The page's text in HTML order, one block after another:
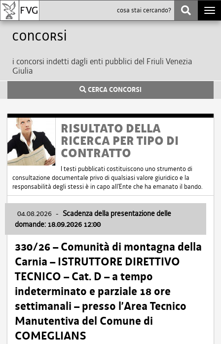
Concorsi
i concorsi indetti dagli enti pubblici del Friuli Venezia
Giulia
CERCA CONCORSI
RISULTATO DELLA
RICERCA PER TIPO DI
CONTRATTO
I testi pubblicati costituiscono uno strumento di
consultazione documentale privo di qualsiasi valore giuridico e la
responsabilità degli stessi è in capo all'Ente che ha emanato il bando.
04.08.2026 - Scadenza della presentazione delle
domande: 18.09.2026 12:00
330/26 – Comunità di montagna della
Carnia – ISTRUTTORE DIRETTIVO
TECNICO – Cat. D – a tempo
indeterminato e parziale 18 ore
settimanali – presso l’Area Tecnico
Manutentiva del Comune di
COMEGLIANS